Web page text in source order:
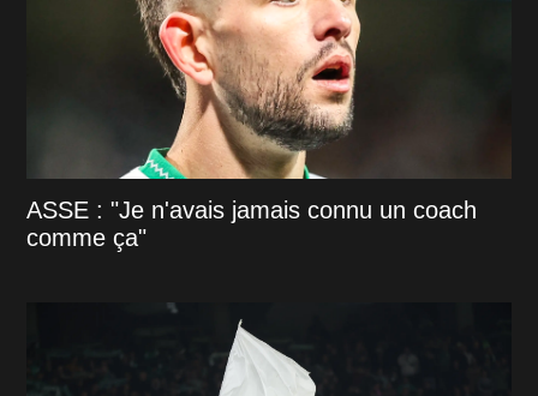
ASSE : "Je n'avais jamais connu un coach
comme ça"